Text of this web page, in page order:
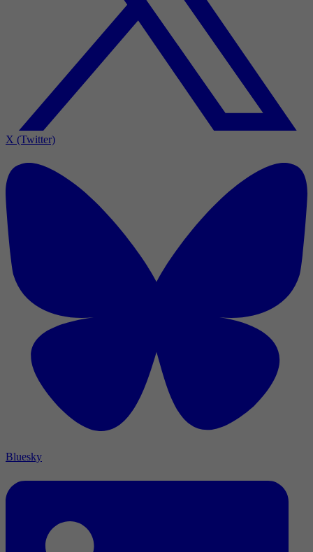
X (Twitter)
Bluesky